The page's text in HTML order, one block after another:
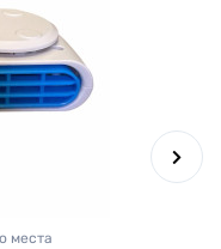
места